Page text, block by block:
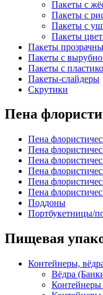
Пакеты с
Пакеты с
Пакеты с
Пакеты
Пакеты
Пакеты с
Пакеты с
Пакеты-слайдеры
Скрутики
Пена
Пена
Пена
Пена
Пена
Пена
Пена
Поддоны
Портбукетницы/
Пищевая
Контейнеры,
Вёдра